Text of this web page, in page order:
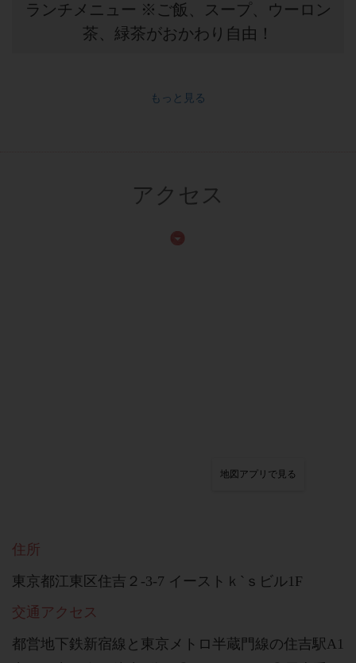
ランチメニュー ※ご飯、スープ、ウーロン
茶、緑茶がおかわり自由！
もっと見る
アクセス
地図アプリで見る
住所
東京都江東区住吉２-3-7 イーストｋ`ｓビル1F
交通アクセス
都営地下鉄新宿線と東京メトロ半蔵門線の住吉駅A1